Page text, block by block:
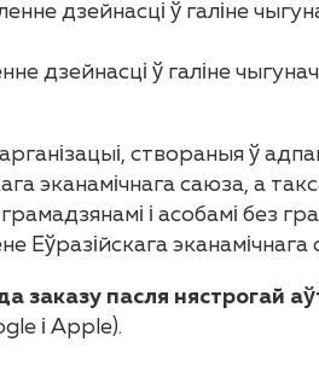
дзейнасці ў галіне
дзейнасці ў галіне
створаныя ў
эканамічнага саюза, а
і асобамі без
Еўразійскага эканамічнага
пасля нястрогай
і Apple).